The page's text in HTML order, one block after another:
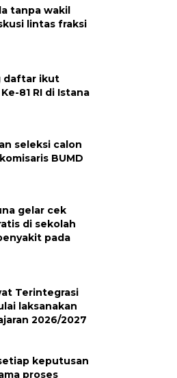
tanpa wakil
lintas fraksi
daftar ikut
81 RI di Istana
seleksi calon
BUMD
gelar cek
di sekolah
pada
Terintegrasi
laksanakan
2026/2027
keputusan
proses